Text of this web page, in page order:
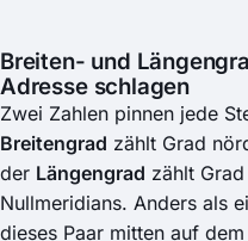
Breiten- und
Adresse schlagen
Zwei Zahlen pinnen jede
Breitengrad zählt Grad
der Längengrad zählt
Nullmeridians. Anders als
dieses Paar mitten auf